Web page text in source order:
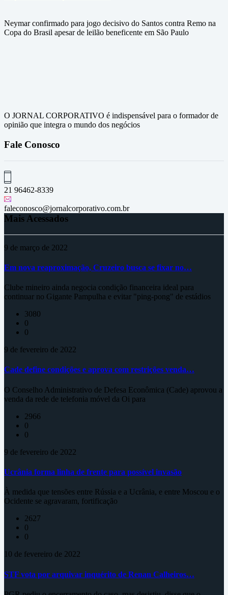
Neymar confirmado para jogo decisivo do Santos contra Remo na
Copa do Brasil apesar de leilão beneficente em São Paulo
O JORNAL CORPORATIVO é indispensável para o formador de
opinião que integra o mundo dos negócios
Fale Conosco
21 96462-8339
faleconosco@jornalcorporativo.com.br
Mais Acessados
9 de março de 2022
Em nova reaproximação, Cruzeiro busca se fixar no…
Clube mineiro ainda negocia condição financeira ideal para
continuar no Gigante Pampulha e evitar "ping-pong" de estádios
3080
0
0
9 de fevereiro de 2022
Cade define condições e aprova com restrições venda…
O Conselho Administrativo de Defesa Econômica (Cade) aprovou a
venda da rede de telefonia móvel da Oi para
2966
0
0
9 de fevereiro de 2022
Ucrânia forma linha de frente para possível invasão
À medida que tensões entre Rússia e a Ucrânia, e entre Moscou e o
Ocidente se agravaram, fortificação
2627
0
0
10 de fevereiro de 2022
STF vota por arquivar inquérito de Renan Calheiros…